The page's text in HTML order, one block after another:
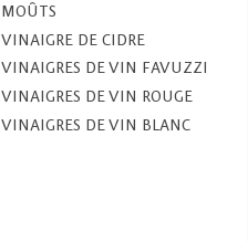
MOÛTS
VINAIGRE DE CIDRE
VINAIGRES DE VIN FAVUZZI
VINAIGRES DE VIN ROUGE
VINAIGRES DE VIN BLANC